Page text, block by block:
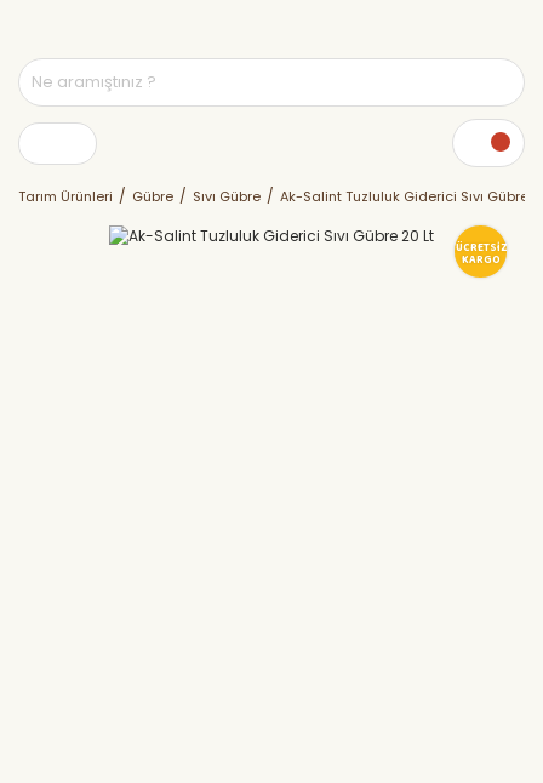
Tarım Ürünleri Gübre Sıvı Gübre Ak-Salint Tuzluluk Giderici Sıvı Gübre
ÜCRETSİZ
KARGO